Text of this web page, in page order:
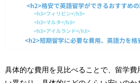
具体的な費用を見比べることで、留学費